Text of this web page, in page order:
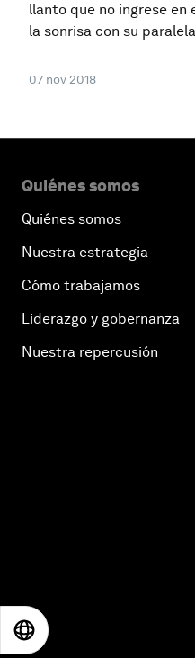
llanto que no ingrese en
la sonrisa con su
07 nov 2018
Quiénes somos
Quiénes somos
Nuestra estrategia
Cómo trabajamos
Liderazgo y gobernanza
Nuestra repercusión